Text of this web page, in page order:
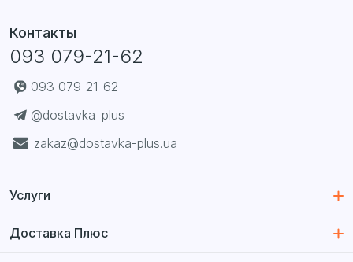
Услуги
Доставка из Англии
Доставка Плюс
Контакты
093 079-21-62
093 079-21-62
@dostavka_plus
zakaz@dostavka-plus.ua